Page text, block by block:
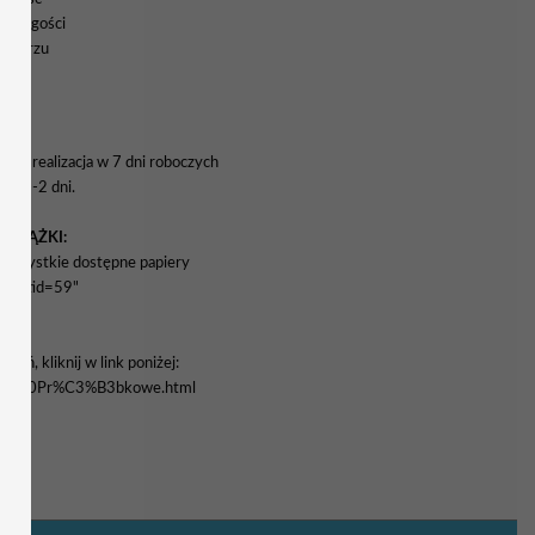
gości
i realizacja w 7 dni roboczych
1-2 dni.
dostępne papiery
kliknij w link poniżej: